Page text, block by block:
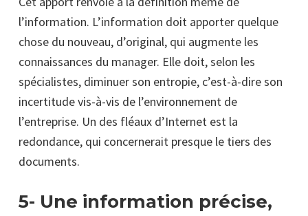
l’information. L’information doit apporter quelque
chose du nouveau, d’original, qui augmente les
connaissances du manager. Elle doit, selon les
spécialistes, diminuer son entropie, c’est-à-dire son
incertitude vis-à-vis de l’environnement de
l’entreprise. Un des fléaux d’Internet est la
redondance, qui concernerait presque le tiers des
documents.
5- Une information précise,